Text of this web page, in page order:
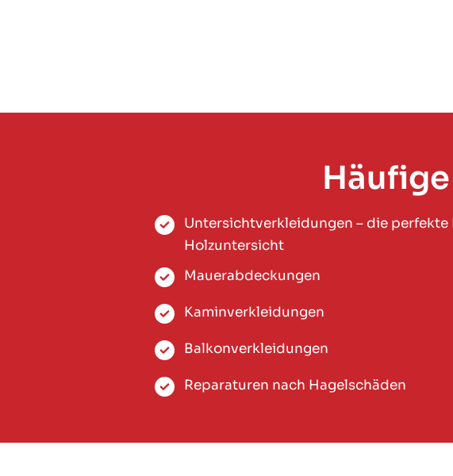
Untersichtverkleidungen – die perfekte
Holzuntersicht
Mauerabdeckungen
Kaminverkleidungen
Balkonverkleidungen
Reparaturen nach Hagelschäden